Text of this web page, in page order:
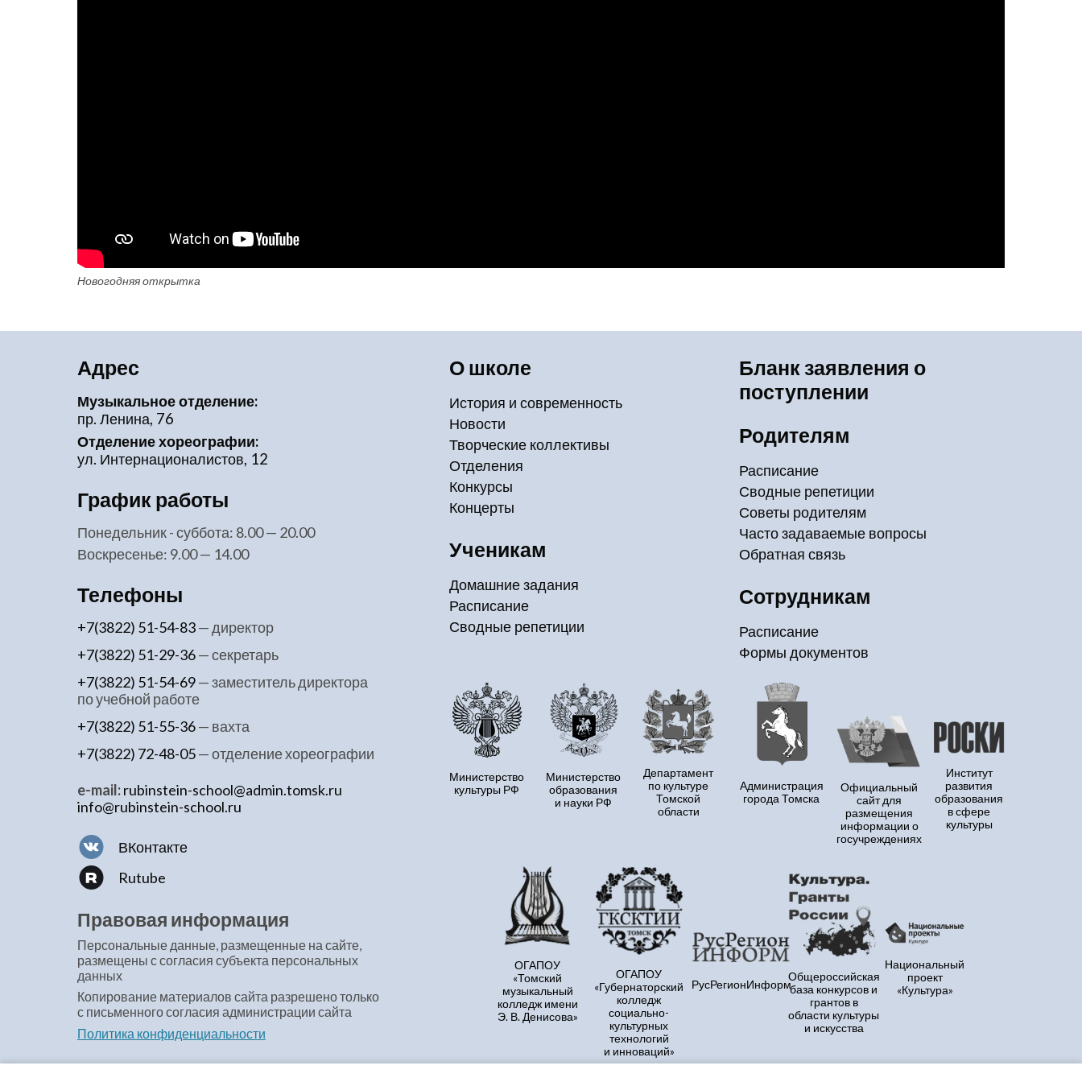
Новогодняя открытка
Адрес
Музыкальное отделение:
пр. Ленина, 76
Отделение хореографии:
ул. Интернационалистов, 12
График работы
понедельник - суббота: 8.00 — 20.00
воскресенье: 9.00 — 14.00
Телефоны
+7(3822) 51-54-83— директор
+7(3822) 51-29-36— секретарь
+7(3822) 51-54-69— заместитель директора
по учебной работе
+7(3822) 51-55-36— вахта
+7(3822) 72-48-05— отделение хореографии
e-mail:rubinstein-school@admin.tomsk.ru
info@rubinstein-school.ru
ВКонтакте
Rutube
Правовая информация
Персональные данные, размещенные на сайте,
размещены с согласия субъекта персональных
данных
Копирование материалов сайта разрешено только
с письменного согласия администрации сайта
Политика конфиденциальности
О школе
История и современность
Новости
Творческие коллективы
Отделения
Конкурсы
Концерты
Ученикам
Домашние задания
Расписание
Сводные репетиции
Бланк заявления о
поступлении
Родителям
Расписание
Сводные репетиции
Советы родителям
Часто задаваемые вопросы
Обратная связь
Сотрудникам
Расписание
Формы документов
Министерство
культуры РФ
Министерство
образования
и науки РФ
Департамент
по культуре
Томской
области
Администрация
города Томска
Официальный
сайт для
размещения
информации о
госучреждениях
Институт
развития
образования
в сфере
культуры
ОГАПОУ
«Томский
музыкальный
колледж имени
Э. В. Денисова»
ОГАПОУ
«Губернаторский
колледж
социально-
культурных
технологий
и инноваций»
РусРегионИнформ
Общероссийская
база конкурсов и
грантов в
области культуры
и искусства
Национальный
проект
«Культура»